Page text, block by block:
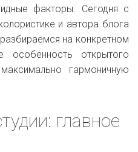
факторы. Сегодня с
и автора блога
на конкретном
особенность открытого
гармоничную
главное